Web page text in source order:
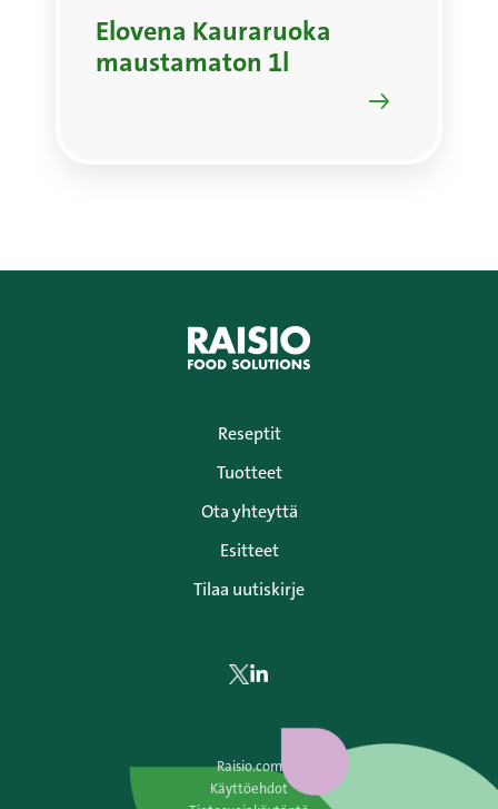
Elovena Kauraruoka
maustamaton 1l
Reseptit
Tuotteet
Ota yhteyttä
Esitteet
Tilaa uutiskirje
SiirrySiirry
Raisio.com
Käyttöehdot